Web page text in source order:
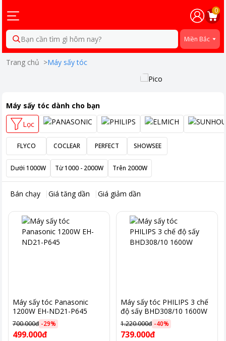
0
Bạn cần tìm gì hôm nay? Miền Bắc
Trang chủ >Máy sấy tóc
Máy sấy tóc dành cho bạn
Lọc
FLYCO COCLEAR PERFECT SHOWSEE
Dưới 1000W Từ 1000 - 2000W Trên 2000W
Bán chạy Giá tăng dần Giá giảm dần
Máy sấy tóc Panasonic
1200W EH-ND21-P645
700.000đ -29%
499.000đ
Máy sấy tóc PHILIPS 3 chế
độ sấy BHD308/10 1600W
1.220.000đ -40%
739.000đ